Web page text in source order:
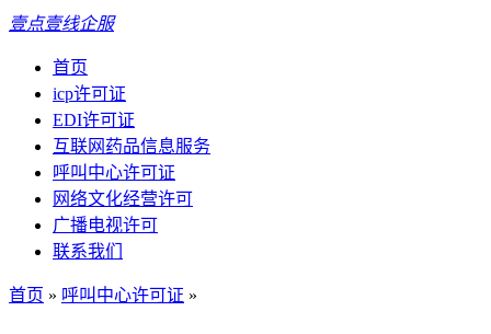
壹点壹线企服
首页
icp许可证
EDI许可证
互联网药品信息服务
呼叫中心许可证
网络文化经营许可
广播电视许可
联系我们
首页 » 呼叫中心许可证 »